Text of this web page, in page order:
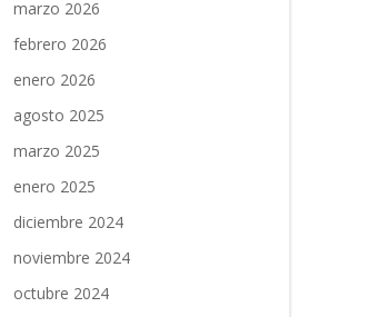
marzo 2026
febrero 2026
enero 2026
agosto 2025
marzo 2025
enero 2025
diciembre 2024
noviembre 2024
octubre 2024